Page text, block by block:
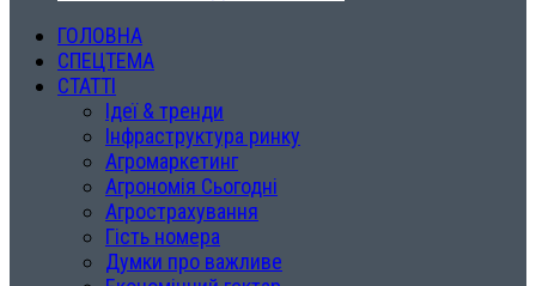
ГОЛОВНА
СПЕЦТЕМА
СТАТТІ
Ідеї & тренди
Інфраструктура ринку
Агромаркетинг
Агрономія Сьогодні
Агрострахування
Гість номера
Думки про важливе